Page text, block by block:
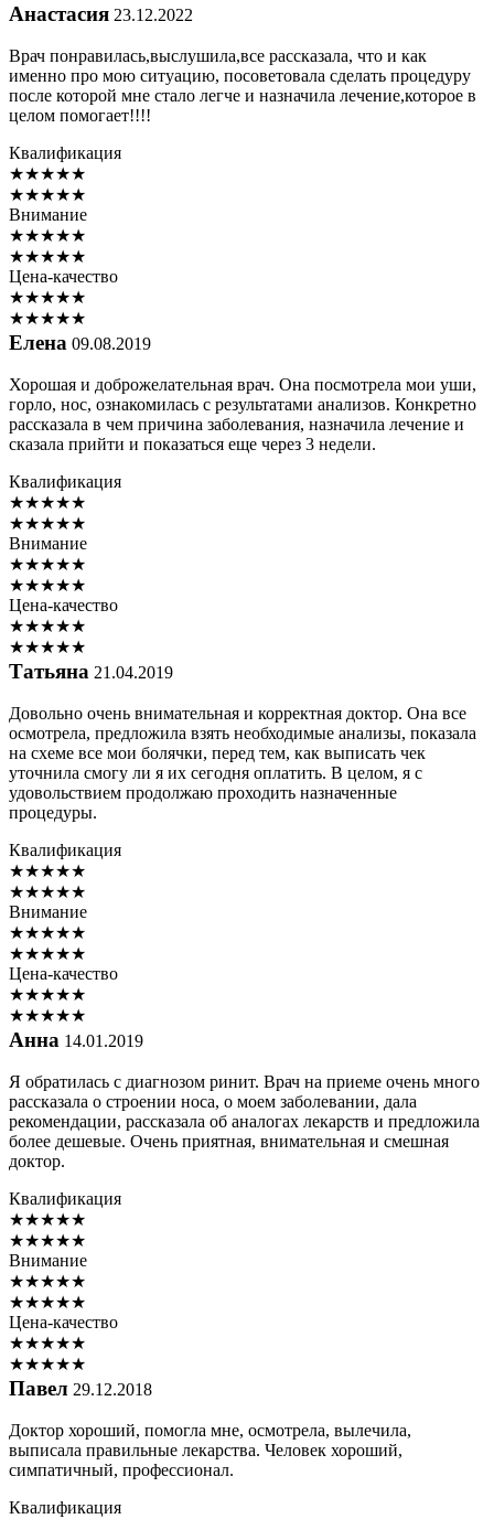
Анастасия 23.12.2022
Врач понравилась,выслушила,все рассказала, что и как
именно про мою ситуацию, посоветовала сделать процедуру
после которой мне стало легче и назначила лечение,которое в
целом помогает!!!!
Квалификация
★★★★★
★★★★★
Внимание
★★★★★
★★★★★
Цена-качество
★★★★★
★★★★★
Елена 09.08.2019
Хорошая и доброжелательная врач. Она посмотрела мои уши,
горло, нос, ознакомилась с результатами анализов. Конкретно
рассказала в чем причина заболевания, назначила лечение и
сказала прийти и показаться еще через 3 недели.
Квалификация
★★★★★
★★★★★
Внимание
★★★★★
★★★★★
Цена-качество
★★★★★
★★★★★
Татьяна 21.04.2019
Довольно очень внимательная и корректная доктор. Она все
осмотрела, предложила взять необходимые анализы, показала
на схеме все мои болячки, перед тем, как выписать чек
уточнила смогу ли я их сегодня оплатить. В целом, я с
удовольствием продолжаю проходить назначенные
процедуры.
Квалификация
★★★★★
★★★★★
Внимание
★★★★★
★★★★★
Цена-качество
★★★★★
★★★★★
Анна 14.01.2019
Я обратилась с диагнозом ринит. Врач на приеме очень много
рассказала о строении носа, о моем заболевании, дала
рекомендации, рассказала об аналогах лекарств и предложила
более дешевые. Очень приятная, внимательная и смешная
доктор.
Квалификация
★★★★★
★★★★★
Внимание
★★★★★
★★★★★
Цена-качество
★★★★★
★★★★★
Павел 29.12.2018
Доктор хороший, помогла мне, осмотрела, вылечила,
выписала правильные лекарства. Человек хороший,
симпатичный, профессионал.
Квалификация